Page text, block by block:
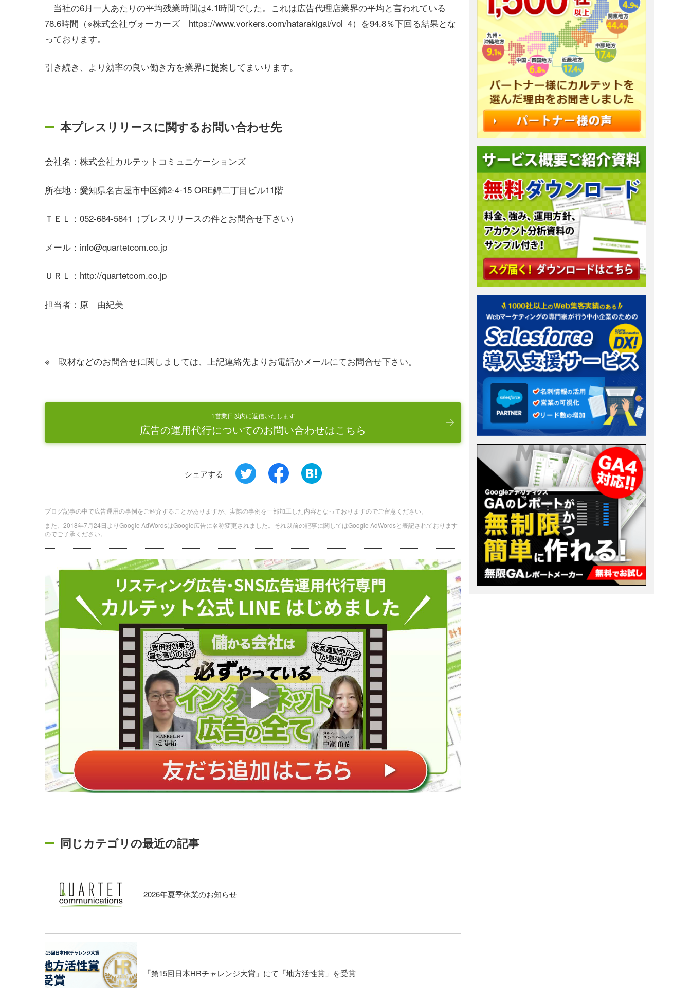
当社の6月一人あたりの平均残業時間は4.1時間でした。これは広告代理店業界の平均と言われている
78.6時間（※株式会社ヴォーカーズ https://www.vorkers.com/hatarakigai/vol_4）を94.8％下回る結果とな
っております。
引き続き、より効率の良い働き方を業界に提案してまいります。
本プレスリリースに関するお問い合わせ先
会社名：株式会社カルテットコミュニケーションズ
所在地： 愛知県名古屋市中区錦2-4-15 ORE錦二丁目ビル11階
ＴＥＬ：052-684-5841（プレスリリースの件とお問合せ下さい）
メール：info@quartetcom.co.jp
ＵＲＬ：http://quartetcom.co.jp
担当者：原 由紀美
※ 取材などのお問合せに関しましては、上記連絡先よりお電話かメールにてお問合せ下さい。
1営業日以内に返信いたします
広告の運用代行についてのお問い合わせはこちら
シェアする
ブログ記事の中で広告運用の事例をご紹介することがありますが、実際の事例を一部加工した内容となっておりますのでご留意ください。
また、2018年7月24日よりGoogle AdWordsはGoogle広告に名称変更されました。それ以前の記事に関してはGoogle AdWordsと表記されております
のでご了承ください。
同じカテゴリの最近の記事
2026年夏季休業のお知らせ
「第15回日本HRチャレンジ大賞」にて「地方活性賞」を受賞